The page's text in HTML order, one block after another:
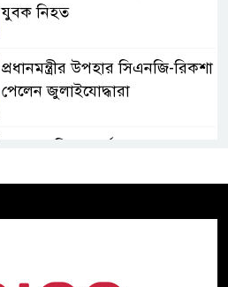
যুবক নিহত
প্রধানমন্ত্রীর উপহার সিএনজি-রিকশা
পেলেন জুলাইযোদ্ধারা
ভারত হাসিনা কার্ড খেলবে, আবার
ড্যাবের প্রতিষ্ঠাবার্ষিকীতে যোগ